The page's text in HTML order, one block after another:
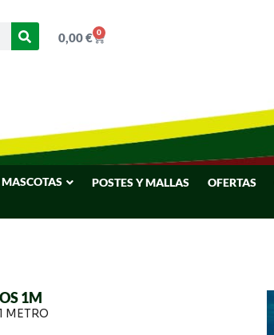
0,00€ 0
POSTES Y MALLAS OFERTAS
1M
METRO